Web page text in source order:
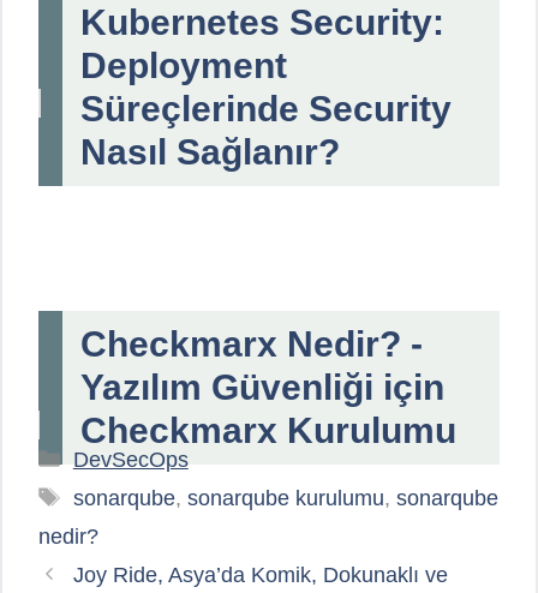
Kubernetes Security:
Deployment
Süreçlerinde Security
Nasıl Sağlanır?
Checkmarx Nedir? -
Yazılım Güvenliği için
Checkmarx Kurulumu
Kategoriler
DevSecOps
Etiketler
sonarqube, sonarqube kurulumu, sonarqube
nedir?
Joy Ride, Asya’da Komik, Dokunaklı ve